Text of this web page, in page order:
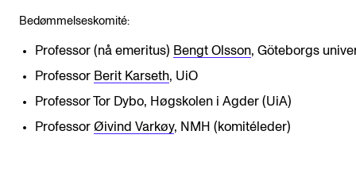
Bedømmelseskomité:
Professor (nå emeritus) Bengt Olsson, Göteborgs
Professor Berit Karseth, UiO
Professor Tor Dybo, Høgskolen i Agder (UiA)
Professor Øivind Varkøy, NMH (komitéleder)